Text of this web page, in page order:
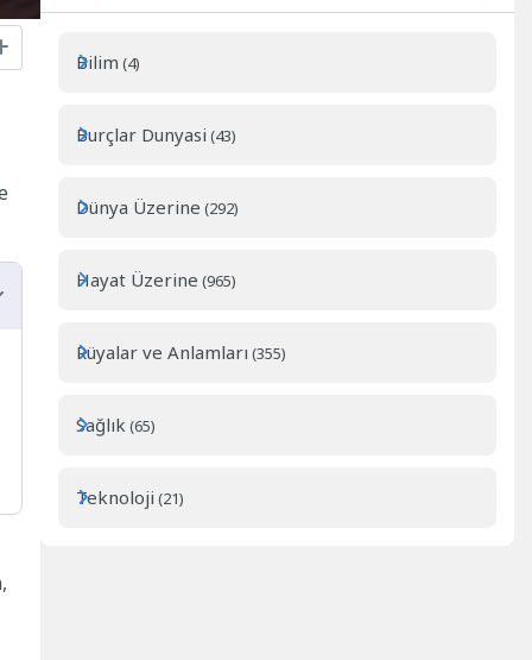
Bilim (4)
Burçlar Dunyasi (43)
Dünya Üzerine (292)
Hayat Üzerine (965)
Rüyalar ve Anlamları (355)
Sağlık (65)
Teknoloji (21)